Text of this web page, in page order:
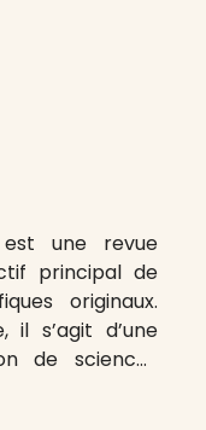
est une revue
principal de
originaux.
il s’agit d’une
de sciences
discuter